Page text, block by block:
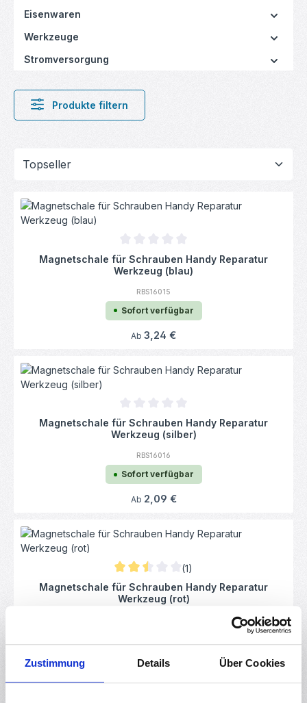
Zustimmung Details Über Cookies
Eisenwaren
Werkzeuge
Stromversorgung
Produkte filtern
Durchschnittliche Bewertung von 0 von
Magnetschale für Schrauben Handy Reparatur
Werkzeug (blau)
RBS16015
Sofort verfügbar
Regulärer Preis:
Ab 3,24 €
Durchschnittliche Bewertung von 0 von
Magnetschale für Schrauben Handy Reparatur
Werkzeug (silber)
RBS16016
Sofort verfügbar
Regulärer Preis:
Ab 2,09 €
Durchschnittliche Bewertung von 2.5 von
(1)
Magnetschale für Schrauben Handy Reparatur
Werkzeug (rot)
Regulärer Preis:
Ab2,09 €